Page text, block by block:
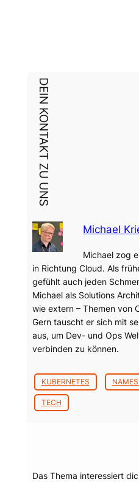
DEIN KONTAKT ZU UNS
Michael
Michael zog
in Richtung Cloud. Als
gefühlt auch jeden
Michael als Solutions
wie extern – Themen von
Gern tauscht er sich mit
aus, um Dev- und Ops
verbinden zu können.
KUBERNETES
TECH
Das Thema interessiert